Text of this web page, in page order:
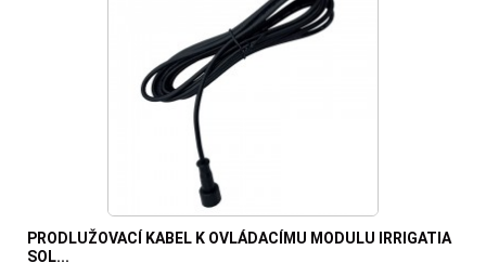
PRODLUŽOVACÍ KABEL K OVLÁDACÍMU MODULU IRRIGATIA
SOL...